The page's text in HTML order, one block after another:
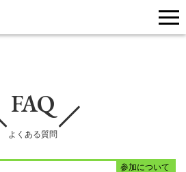
FAQ
よくある質問
参加について